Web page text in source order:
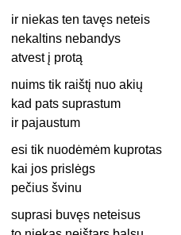
ir niekas ten tavęs neteis
nekaltins nebandys
atvest į protą
nuims tik raištį nuo akių
kad pats suprastum
ir pajaustum
esi tik nuodėmėm kuprotas
kai jos prislėgs
pečius švinu
suprasi buvęs neteisus